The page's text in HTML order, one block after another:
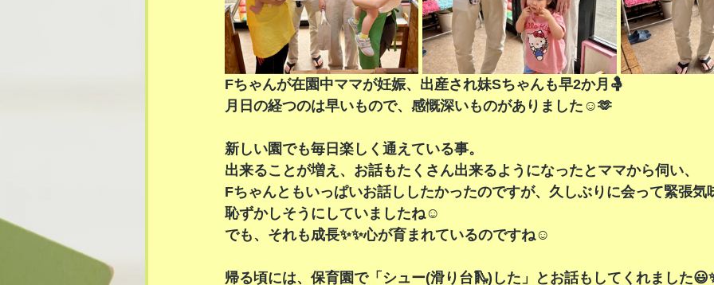
Fちゃんが在園中ママが妊娠、出産され妹Sちゃんも早2か月🤱
月日の経つのは早いもので、感慨深いものがありました☺️🫶
新しい園でも毎日楽しく通えている事。
出来ることが増え、お話もたくさん出来るようになったとママから伺い、
Fちゃんともいっぱいお話ししたかったのですが、久しぶりに会って緊張気
恥ずかしそうにしていましたね☺️
でも、それも成長✨✨心が育まれているのですね☺️
帰る頃には、保育園で「シュー(滑り台🛝)した」とお話もしてくれました